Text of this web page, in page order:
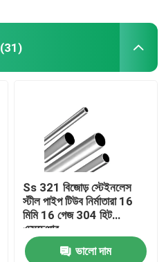
(31)
Ss 321 বিজোড় স্টেইনলেস
স্টীল পাইপ টিউব নির্মাতারা 16
মিমি 16 গেজ 304 হিট
এক্সচেঞ্জার
ভালো দাম